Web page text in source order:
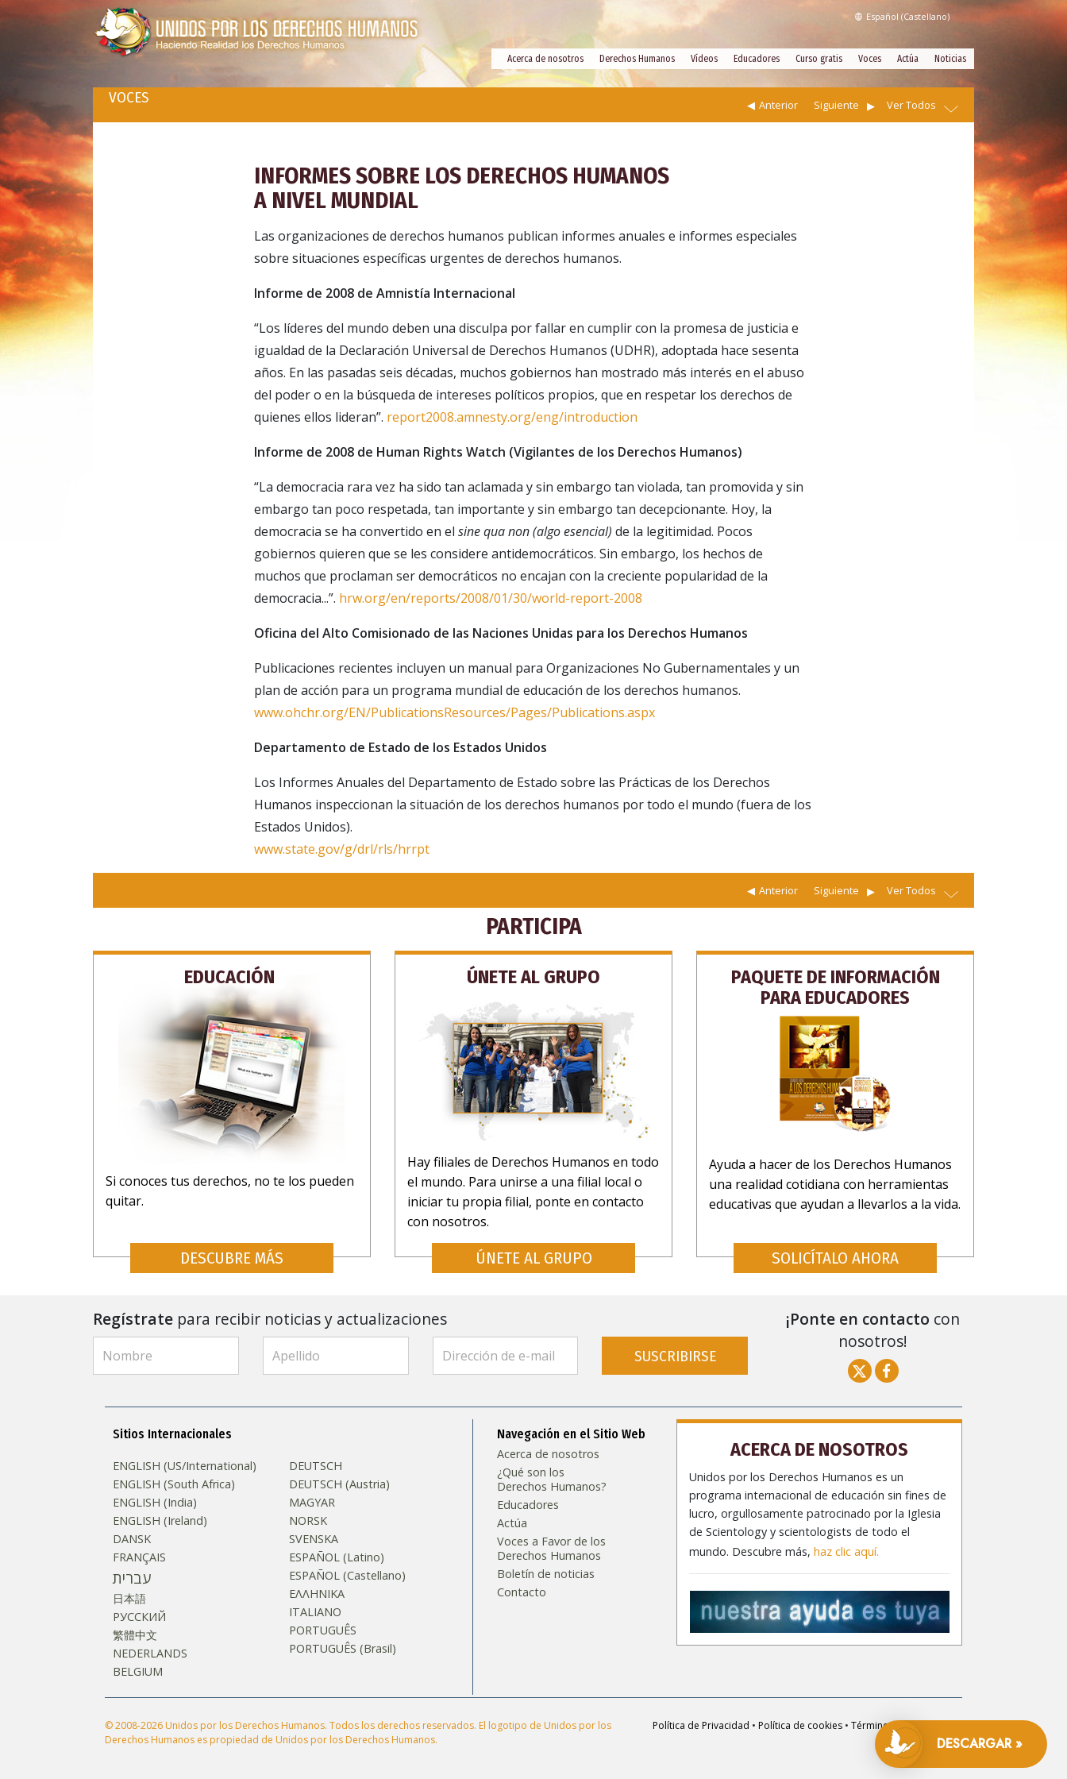
Español (Castellano)
Acerca de nosotros Derechos Humanos Vídeos Educadores Curso gratis Voces Actúa Noticias
VOCES Siguiente
Anterior Ver Todos
INFORMES SOBRE LOS DERECHOS HUMANOS
A NIVEL MUNDIAL
Las organizaciones de derechos humanos publican informes anuales e informes especiales
sobre situaciones específicas urgentes de derechos humanos.
Informe de 2008 de Amnistía Internacional
“Los líderes del mundo deben una disculpa por fallar en cumplir con la promesa de justicia e
igualdad de la Declaración Universal de Derechos Humanos (UDHR), adoptada hace sesenta
años. En las pasadas seis décadas, muchos gobiernos han mostrado más interés en el abuso
del poder o en la búsqueda de intereses políticos propios, que en respetar los derechos de
quienes ellos lideran”. report2008.amnesty.org/eng/introduction
Informe de 2008 de Human Rights Watch (Vigilantes de los Derechos Humanos)
“La democracia rara vez ha sido tan aclamada y sin embargo tan violada, tan promovida y sin
embargo tan poco respetada, tan importante y sin embargo tan decepcionante. Hoy, la
democracia se ha convertido en elsine qua non (algo esencial) de la legitimidad. Pocos
gobiernos quieren que se les considere antidemocráticos. Sin embargo, los hechos de
muchos que proclaman ser democráticos no encajan con la creciente popularidad de la
democracia...”. hrw.org/en/reports/2008/01/30/world-report-2008
Oficina del Alto Comisionado de las Naciones Unidas para los Derechos Humanos
Publicaciones recientes incluyen un manual para Organizaciones No Gubernamentales y un
plan de acción para un programa mundial de educación de los derechos humanos.
www.ohchr.org/EN/PublicationsResources/Pages/Publications.aspx
Departamento de Estado de los Estados Unidos
Los Informes Anuales del Departamento de Estado sobre las Prácticas de los Derechos
Humanos inspeccionan la situación de los derechos humanos por todo el mundo (fuera de los
Estados Unidos).
www.state.gov/g/drl/rls/hrrpt
DESCARGAR »
SUSCRÍBETE PARA RECIBIR ACTUALIZACIONES Y PARA
ENCONTRAR FORMAS DE AYUDAR
Siguiente
Anterior Ver Todos
PARTICIPA
EDUCACIÓN
Si conoces tus derechos, no te los pueden
quitar.
DESCUBRE MÁS
ÚNETE AL GRUPO
Hay filiales de Derechos Humanos en todo
el mundo. Para unirse a una filial local o
iniciar tu propia filial, ponte en contacto
con nosotros.
ÚNETE AL GRUPO
PAQUETE DE INFORMACIÓN
PARA EDUCADORES
Ayuda a hacer de los Derechos Humanos
una realidad cotidiana con herramientas
educativas que ayudan a llevarlos a la vida.
SOLICÍTALO AHORA
Regístrate para recibir noticias y actualizaciones
SUSCRIBIRSE
¡Ponte en contacto con
nosotros!
Sitios Internacionales
ENGLISH (US/International)
ENGLISH (South Africa)
ENGLISH (India)
ENGLISH (Ireland)
DANSK
FRANÇAIS
עברית
日本語
РУССКИЙ
繁體中文
NEDERLANDS
BELGIUM
DEUTSCH
DEUTSCH (Austria)
MAGYAR
NORSK
SVENSKA
ESPAÑOL (Latino)
ESPAÑOL (Castellano)
ΕΛΛΗΝΙΚA
ITALIANO
PORTUGUÊS
PORTUGUÊS (Brasil)‎
Navegación en el Sitio Web
Acerca de nosotros
¿Qué son los
Derechos Humanos?
Educadores
Actúa
Voces a Favor de los
Derechos Humanos
Boletín de noticias
Contacto
ACERCA DE NOSOTROS
Unidos por los Derechos Humanos es un
programa internacional de educación sin fines de
lucro, orgullosamente patrocinado por la Iglesia
de Scientology y scientologists de todo el
mundo. Descubre más,haz clic aquí.
© 2008-2026 Unidos por los Derechos Humanos. Todos los derechos reservados. El logotipo de Unidos por los
Derechos Humanos es propiedad de Unidos por los Derechos Humanos.
Política de Privacidad • Política de cookies • Términos de Uso
Legal